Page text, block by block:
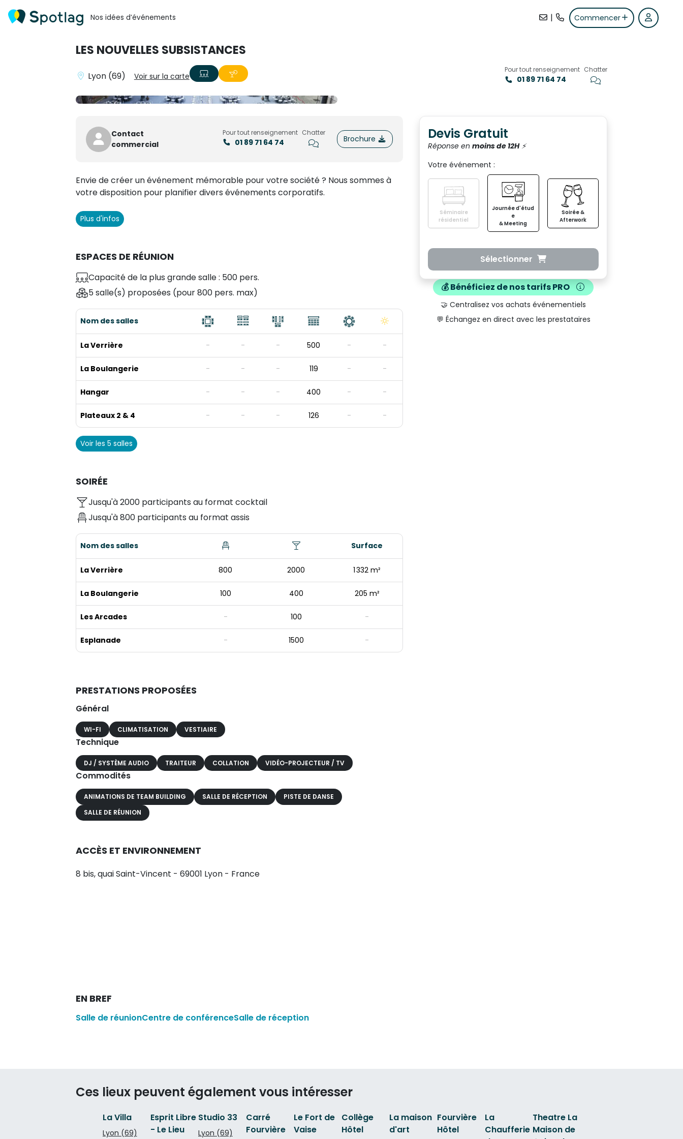
Nos idées d’événements | Commencer
LES NOUVELLES SUBSISTANCES
Lyon (69) Voir sur la carte
Pour tout renseignement
01 89 71 64 74
Chatter
Contact
commercial
Pour tout renseignement
01 89 71 64 74
Chatter
Brochure
Envie de créer un événement mémorable pour votre société ? Nous sommes à
votre disposition pour planifier divers événements corporatifs.
Plus d'infos
ESPACES DE RÉUNION
Capacité de la plus grande salle : 500 pers.
5 salle(s) proposées (pour 800 pers. max)
Nom des salles
La Verrière - - - 500 - -
La Boulangerie - - - 119 - -
Hangar - - - 400 - -
Plateaux 2 & 4 - - - 126 - -
Voir les 5 salles
SOIRÉE
Jusqu'à 2000 participants au format cocktail
Jusqu'à 800 participants au format assis
Nom des salles Surface
La Verrière 800 2000 1 332 m²
La Boulangerie 100 400 205 m²
Les Arcades - 100 -
Esplanade - 1500 -
PRESTATIONS PROPOSÉES
Général
WI-FI CLIMATISATION VESTIAIRE
Technique
DJ / SYSTÈME AUDIO TRAITEUR COLLATION VIDÉO-PROJECTEUR / TV
Commodités
ANIMATIONS DE TEAM BUILDING SALLE DE RÉCEPTION
PISTE DE DANSE
SALLE DE RÉUNION
ACCÈS ET ENVIRONNEMENT
8 bis, quai Saint-Vincent - 69001 Lyon - France
EN BREF
Salle de réunionCentre de conférenceSalle de réception
Devis Gratuit
Réponse en moins de 12H⚡️
Votre événement :
Séminaire
résidentiel
Journée d'étud
e
& Meeting
Soirée &
Afterwork
Sélectionner
💰 Bénéficiez de nostarifs PRO
🤝 Centralisez vos achats événementiels
💬 Échangez en direct avec les prestataires
Ces lieux peuvent également vous intéresser
La Villa
Lyon (69)
Esprit Libre
- Le Lieu
Studio 33
Lyon (69)
Carré
Fourvière
Le Fort de
Vaise
Collège
Hôtel
La maison
d'art
Fourvière
Hôtel
La
Chaufferie
Theatre La
Maison de